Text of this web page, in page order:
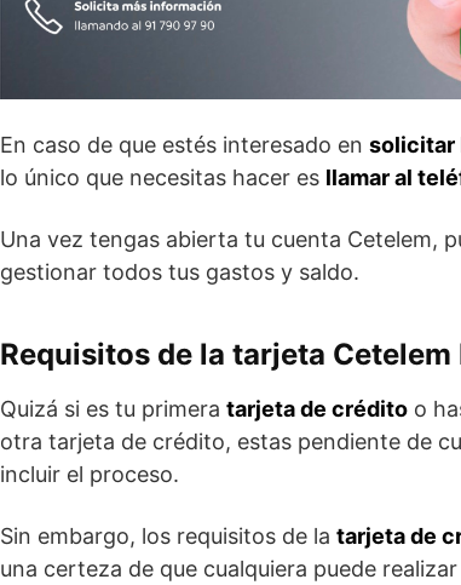
En caso de que estés interesado en solicitar
lo único que necesitas hacer es llamar al
Una vez tengas abierta tu cuenta Cetelem,
gestionar todos tus gastos y saldo.
Requisitos de la tarjeta Cetelem
Quizá si es tu primera tarjeta de crédito o
otra tarjeta de crédito, estas pendiente de
incluir el proceso.
Sin embargo, los requisitos de la tarjeta de
una certeza de que cualquiera puede